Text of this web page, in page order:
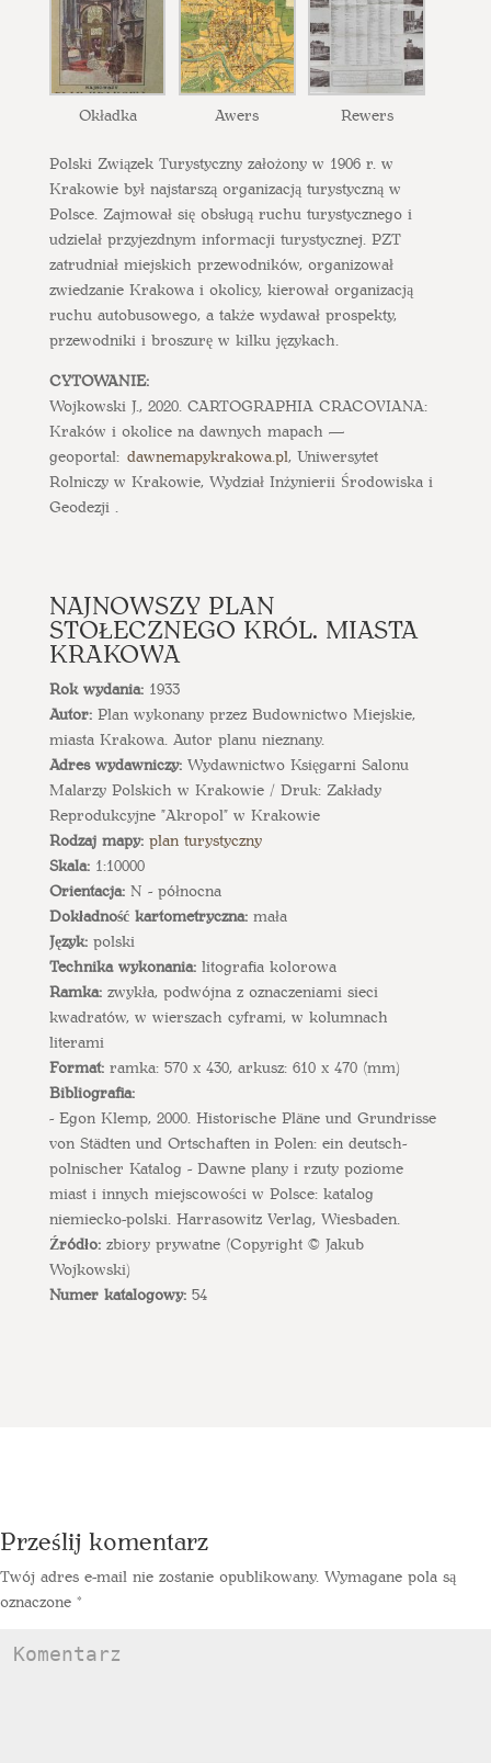
Okładka Awers Rewers
Polski Związek Turystyczny założony w 1906 r. w
Krakowie był najstarszą organizacją turystyczną w
Polsce. Zajmował się obsługą ruchu turystycznego i
udzielał przyjezdnym informacji turystycznej. PZT
zatrudniał miejskich przewodników, organizował
zwiedzanie Krakowa i okolicy, kierował organizacją
ruchu autobusowego, a także wydawał prospekty,
przewodniki i broszurę w kilku językach.
CYTOWANIE:
Wojkowski J., 2020. CARTOGRAPHIA CRACOVIANA:
Kraków i okolice na dawnych mapach —
geoportal: dawnemapykrakowa.pl, Uniwersytet
Rolniczy w Krakowie, Wydział Inżynierii Środowiska i
Geodezji .
NAJNOWSZY PLAN
STOŁECZNEGO KRÓL. MIASTA
KRAKOWA
Rok wydania:1933
Autor:Plan wykonany przez Budownictwo Miejskie,
miasta Krakowa. Autor planu nieznany.
Adres wydawniczy:Wydawnictwo Księgarni Salonu
Malarzy Polskich w Krakowie / Druk: Zakłady
Reprodukcyjne "Akropol" w Krakowie
Rodzaj mapy: plan turystyczny
Skala:1:10000
Orientacja:N - północna
Dokładność kartometryczna:mała
Język:polski
Technika wykonania:litografia kolorowa
Ramka:zwykła, podwójna z oznaczeniami sieci
kwadratów, w wierszach cyframi, w kolumnach
literami
Format:ramka: 570 x 430, arkusz: 610 x 470 (mm)
Bibliografia:
- Egon Klemp, 2000. Historische Pläne und Grundrisse
von Städten und Ortschaften in Polen: ein deutsch-
polnischer Katalog - Dawne plany i rzuty poziome
miast i innych miejscowości w Polsce: katalog
niemiecko-polski. Harrasowitz Verlag, Wiesbaden.
Źródło:zbiory prywatne (Copyright © Jakub
Wojkowski)
Numer katalogowy:54
Prześlij komentarz
Twój adres e-mail nie zostanie opublikowany. Wymagane pola są
oznaczone *